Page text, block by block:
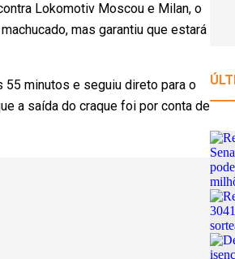
Lokomotiv Moscou e Milan, o
mas garantiu que estará
55 minutos e seguiu direto para o
a saída do craque foi por conta de